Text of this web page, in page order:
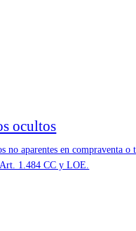
ocultos
no aparentes en compraventa o
1.484 CC y LOE.